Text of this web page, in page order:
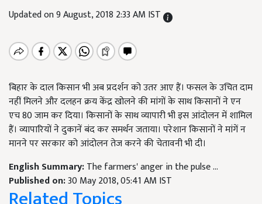
Updated on 9 August, 2018 2:33 AM IST
बिहार के दाल किसान भी अब प्रदर्शन को उतर आए हैं। फसल के उचित दाम
नहीं मिलने और दलहन क्रय केंद्र खोलने की मांगों के साथ किसानों ने एन
एच 80 जाम कर दिया। किसानों के साथ व्यापारी भी इस आंदोलन में शामिल
हैं। व्यापारियों ने दुकानें बंद कर समर्थन जताया। परेशान किसानों ने मांगें न
मानने पर सरकार को आंदोलन तेज करने की चेतावनी भी दी।
English Summary:The farmers' anger in the pulse ...
Published on:30 May 2018, 05:41 AM IST